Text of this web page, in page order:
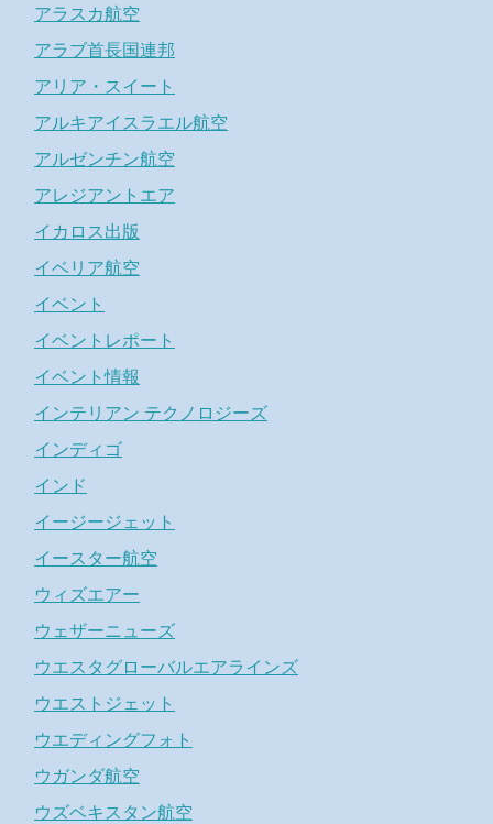
アラスカ航空
アラブ首長国連邦
アリア・スイート
アルキアイスラエル航空
アルゼンチン航空
アレジアントエア
イカロス出版
イベリア航空
イベント
イベントレポート
イベント情報
インテリアン テクノロジーズ
インディゴ
インド
イージージェット
イースター航空
ウィズエアー
ウェザーニューズ
ウエスタグローバルエアラインズ
ウエストジェット
ウエディングフォト
ウガンダ航空
ウズベキスタン航空